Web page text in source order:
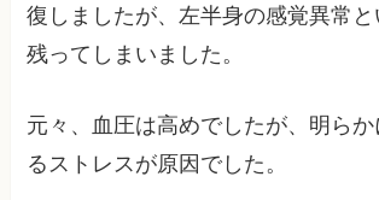
復しましたが、左半身の感覚異常
残ってしまいました。
元々、血圧は高めでしたが、明ら
るストレスが原因でした。